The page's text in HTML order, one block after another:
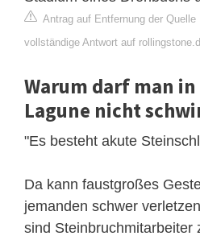
Antrag auf Entfernung der Quelle
vollständige Antwort auf
Warum darf man
Lagune nicht
"Es besteht akute
Da kann faustgroßes
jemanden schwer
sind Steinbruchmitarbeiter